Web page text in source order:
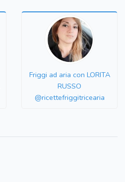
Friggi ad aria con LORITA
RUSSO
@ricettefriggitricearia